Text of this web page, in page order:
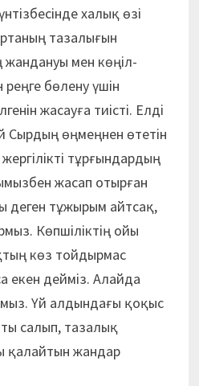
халық өзі
тазалығын
жандануы мен көңіл-
бөлену үшін
жасауға тиісті. Елді
Сырдың өңмеңнен өтетін
тұрғындардың
жасап отырған
деген тұжырым айтсақ,
Көпшіліктің ойы
көз тойдырмас
екен дейміз. Алайда
Үй алдындағы қоқыс
салып, тазалық
қалайтын жандар